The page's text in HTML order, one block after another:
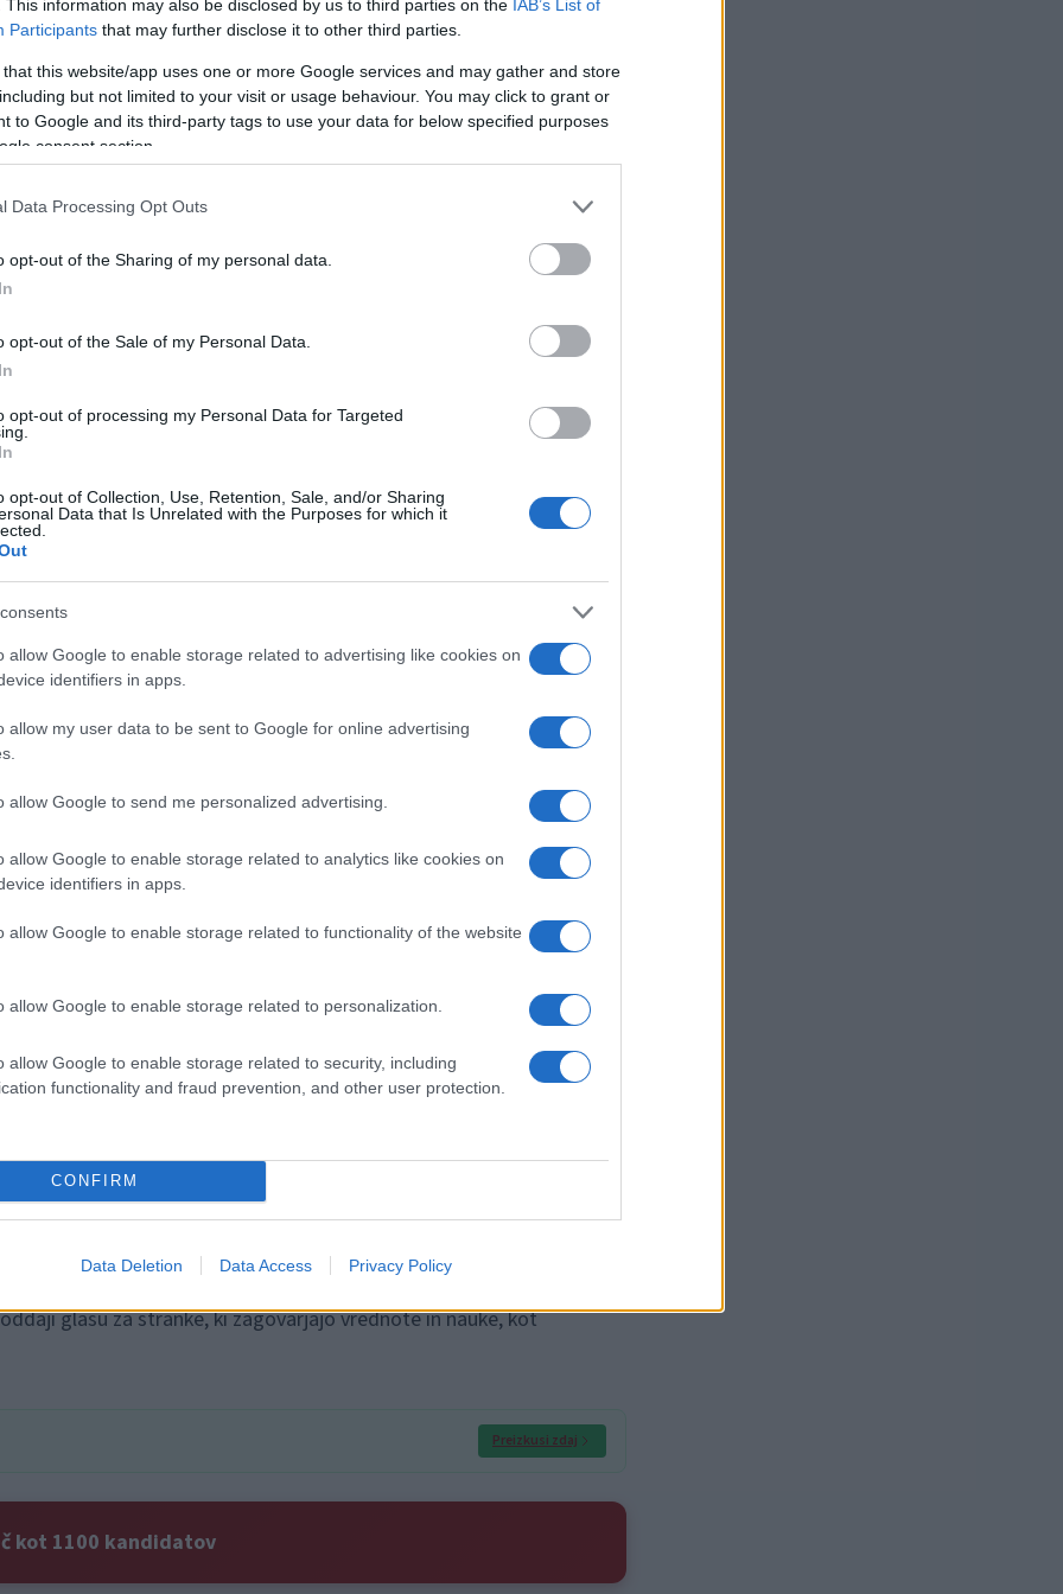
This information may also be disclosed by us to third parties on the IAB’s List of
Participants that may further disclose it to other third parties.
that this website/app uses one or more Google services and may gather and store
but not limited to your visit or usage behaviour. You may click to grant or
to Google and its third-party tags to use your data for below specified purposes
consent section.
Data Processing Opt Outs
opt-out of the Sharing of my personal data.
opt-out of the Sale of my Personal Data.
opt-out of processing my Personal Data for Targeted
opt-out of Collection, Use, Retention, Sale, and/or Sharing
Data that Is Unrelated with the Purposes for which it
allow Google to enable storage related to advertising like cookies on
identifiers in apps.
allow my user data to be sent to Google for online advertising
allow Google to send me personalized advertising.
allow Google to enable storage related to analytics like cookies on
identifiers in apps.
allow Google to enable storage related to functionality of the website
allow Google to enable storage related to personalization.
allow Google to enable storage related to security, including
functionality and fraud prevention, and other user protection.
CONFIRM
Data Deletion Data Access Privacy Policy
za nastope v najrazličnejših podkastih, kjer pogosto volivce
tudi za zaključne volilne konvencije in večje dogodke, s
volivcev.
Preizkusi zdaj
dogodkih denimo za ponedeljek napovedujejo pogovorne
Slovenija danes in jutri med poslancem Lenartom Žavbijem
Sokoordinator Levice Luka Mesec in filozof Slavoj Žižek
o vlogi Slovenije v spreminjajočem se svetu in drugih
volitvah.
kampanjo zaokrožil na volilni konvenciji Skupaj v akcijo, ki
v centru Ljubljane. Zaključni dogodek načrtujejo tudi v
družba, od koder se vrstijo pozivi volivcem, da se
pa različne organizacije tudi izpostavljajo, kaj vse je po
o prihodnji sestavi parlamenta.
8. marec, civilna iniciativa Glas ljudstva, zavod Danes je
Pride, za petek napoveduje shod na Trgu republike. Pri
odločajo drugi. Na posebni spletni strani pa volivce
podali na volitve. Odzive na spletni strani tudi
tokrat vključila Cerkev, ki med drugim vernike nagovarja k
glasu za stranke, ki zagovarjajo vrednote in nauke, kot
Preizkusi zdaj
kot 1100 kandidatov